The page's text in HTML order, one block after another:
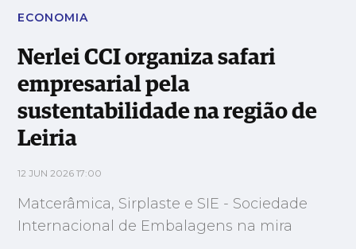
ECONOMIA
Nerlei CCI organiza safari
empresarial pela
sustentabilidade na região de
Leiria
12 JUN 2026 17:00
Matcerâmica, Sirplaste e SIE - Sociedade
Internacional de Embalagens na mira